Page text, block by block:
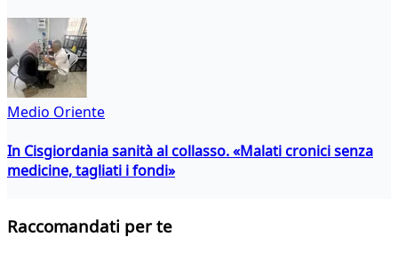
Medio Oriente
In Cisgiordania sanità al collasso. «Malati cronici senza
medicine, tagliati i fondi»
Raccomandati per te